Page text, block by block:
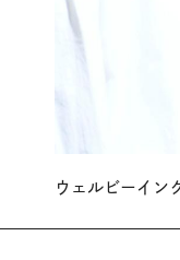
ウェルビーイン